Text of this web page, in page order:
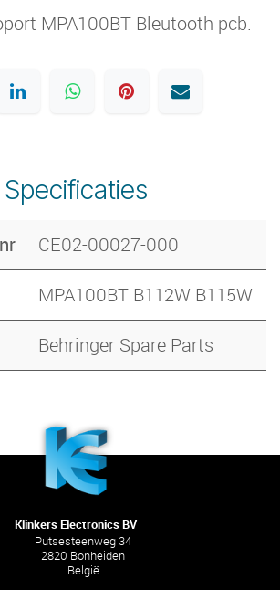
MPA100BT Bleutooth pcb.
Specificaties
CE02-00027-000
MPA100BT B112W B115W
Behringer Spare Parts
Klinkers Electronics BV
Putsesteenweg 34
2820 Bonheiden
België